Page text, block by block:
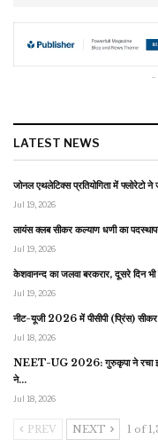
-
LATEST NEWS
जोनल एथलेटिक्स प्रतियोगिता में फ्लोरेटो
Jul 19, 2026
लायंस क्लब सीकर कल्याण धणी का
Jul 19, 2026
केशवानन्द का जलवा बरकरार, दूसरे दिन भी
Jul 19, 2026
नीट-यूजी 2026 में पीसीपी (प्रिंस) सीकर
Jul 18, 2026
NEET-UG 2026: गुरुकृपा ने रचा
ने…
Jul 18, 2026
PREV NEXT 1 of